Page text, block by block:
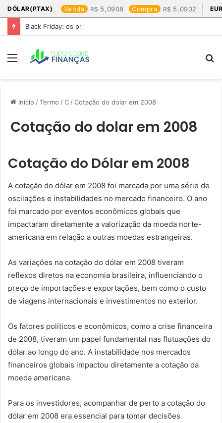
DÓLAR(PTAX) Venda 5,0908 Compra 5,0902
Black Friday: os produtos que mais valem a pena
Menu
Início /Termo /C /Cotação do dolar em 2008​
Cotação do dolar em 2008​
Cotação do Dólar em 2008
A cotação do dólar em 2008 foi marcada por uma série de
oscilações e instabilidades no mercado financeiro. O ano
foi marcado por eventos econômicos globais que
impactaram diretamente a valorização da moeda norte-
americana em relação a outras moedas estrangeiras.
As variações na cotação do dólar em 2008 tiveram
reflexos diretos na economia brasileira, influenciando o
preço de importações e exportações, bem como o custo
de viagens internacionais e investimentos no exterior.
Os fatores políticos e econômicos, como a crise financeira
de 2008, tiveram um papel fundamental nas flutuações do
dólar ao longo do ano. A instabilidade nos mercados
financeiros globais impactou diretamente a cotação da
moeda americana.
Para os investidores, acompanhar de perto a cotação do
dólar em 2008 era essencial para tomar decisões